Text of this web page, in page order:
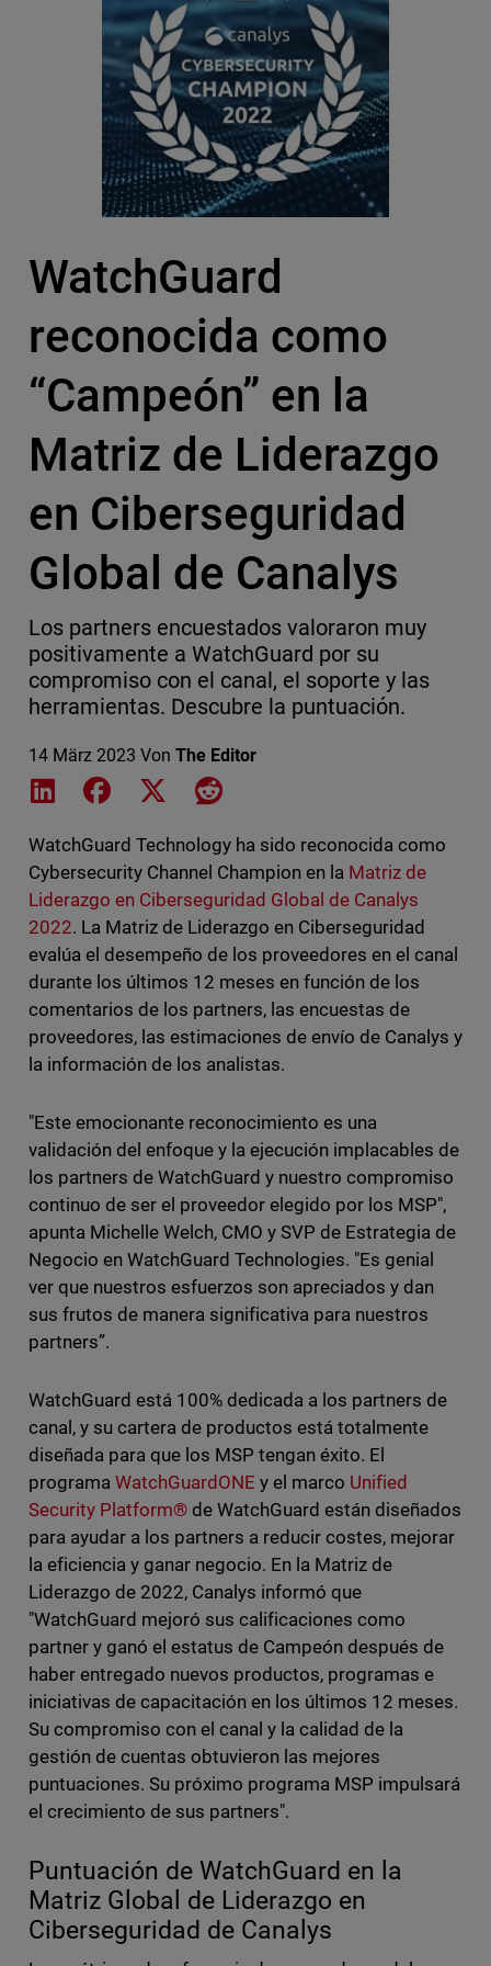
WatchGuard
reconocida como
“Campeón” en la
Matriz de Liderazgo
en Ciberseguridad
Global de Canalys
Los partners encuestados valoraron muy
positivamente a WatchGuard por su
compromiso con el canal, el soporte y las
herramientas. Descubre la puntuación.
14 März 2023 Von The Editor
Share on LinkedIn
Share on Facebook
Share on XShare on Reddit
WatchGuard Technology ha sido reconocida como
Cybersecurity Channel Champion en la Matriz de
Liderazgo en Ciberseguridad Global de Canalys
2022. La Matriz de Liderazgo en Ciberseguridad
evalúa el desempeño de los proveedores en el canal
durante los últimos 12 meses en función de los
comentarios de los partners, las encuestas de
proveedores, las estimaciones de envío de Canalys y
la información de los analistas.
"Este emocionante reconocimiento es una
validación del enfoque y la ejecución implacables de
los partners de WatchGuard y nuestro compromiso
continuo de ser el proveedor elegido por los MSP",
apunta Michelle Welch, CMO y SVP de Estrategia de
Negocio en WatchGuard Technologies. "Es genial
ver que nuestros esfuerzos son apreciados y dan
sus frutos de manera significativa para nuestros
partners”.
WatchGuard está 100% dedicada a los partners de
canal, y su cartera de productos está totalmente
diseñada para que los MSP tengan éxito. El
programa WatchGuardONE y el marco Unified
Security Platform®de WatchGuard están diseñados
para ayudar a los partners a reducir costes, mejorar
la eficiencia y ganar negocio. En la Matriz de
Liderazgo de 2022, Canalys informó que
"WatchGuard mejoró sus calificaciones como
partner y ganó el estatus de Campeón después de
haber entregado nuevos productos, programas e
iniciativas de capacitación en los últimos 12 meses.
Su compromiso con el canal y la calidad de la
gestión de cuentas obtuvieron las mejores
puntuaciones. Su próximo programa MSP impulsará
el crecimiento de sus partners".
Puntuación de WatchGuard en la
Matriz Global de Liderazgo en
Ciberseguridad de Canalys